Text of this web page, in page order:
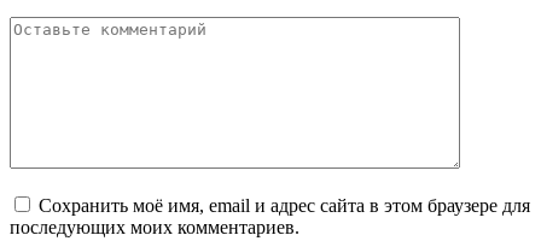
Сохранить моё имя, email и адрес сайта в этом браузере для
последующих моих комментариев.